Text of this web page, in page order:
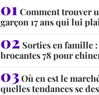
Comment trouver
garçon 17 ans qui lui
Sorties en famille
brocantes 78 pour
Où en est le
quelles tendances se